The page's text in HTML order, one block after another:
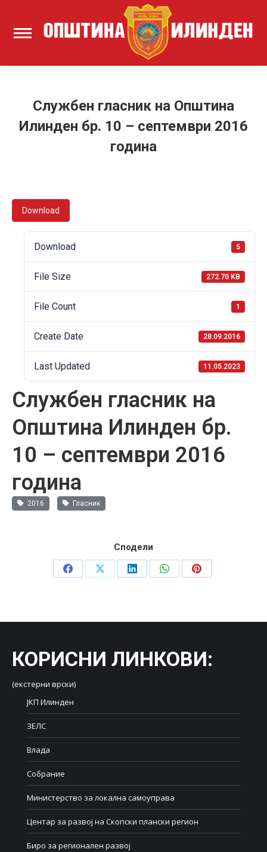
Службен гласник на Општина
Илинден бр. 10 – септември 2016
година
Download
Download 5
File Size 272.70 KB
File Count 1
Create Date 28.09.2016
Last Updated 11.05.2023
Службен гласник на
Општина Илинден бр.
10 – септември 2016
година
2016 Гласник
Сподели
Share
Share
Share
Share
Share
КОРИСНИ ЛИНКОВИ:
(екстерни врски)
ЈКП Илинден
ЗЕЛС
Влада
Собрание
Министерство за локална самоуправа
Центар за развој на Скопски плански регион
Биро за регионален развој